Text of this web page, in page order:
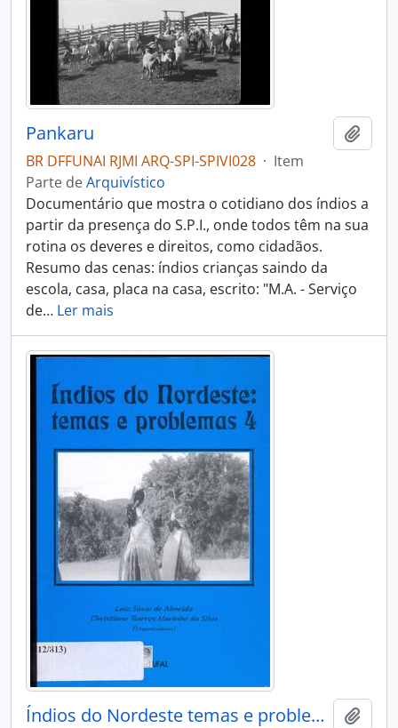
Pankaru
BR DFFUNAI RJMI ARQ-SPI-SPIVI028 · Item
Parte deArquivístico
Documentário que mostra o cotidiano dos índios a
partir da presença do S.P.I., onde todos têm na sua
rotina os deveres e direitos, como cidadãos.
Resumo das cenas: índios crianças saindo da
escola, casa, placa na casa, escrito: "M.A. - Serviço
de… Ler mais
Índios do Nordeste temas e problemas, 4